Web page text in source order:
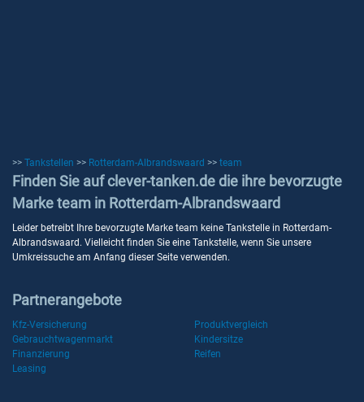
>> Tankstellen >> Rotterdam-Albrandswaard >> team
Finden Sie auf clever-tanken.de die ihre bevorzugte
Marke team in Rotterdam-Albrandswaard
Leider betreibt Ihre bevorzugte Marke team keine Tankstelle in Rotterdam-
Albrandswaard. Vielleicht finden Sie eine Tankstelle, wenn Sie unsere
Umkreissuche am Anfang dieser Seite verwenden.
Partnerangebote
Kfz-Versicherung
Produktvergleich
Gebrauchtwagenmarkt
Kindersitze
Finanzierung
Reifen
Leasing